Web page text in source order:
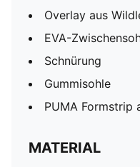
Overlay aus
EVA-
Schnürung
Gummisohle
PUMA Formstrip
MATERIAL